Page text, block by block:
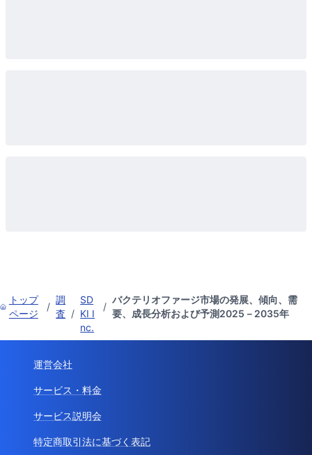
トップ
ページ
/
調
査 /
SD
KI I
nc.
/
バクテリオファージ市場の発展、傾向、需
要、成長分析および予測2025－2035年
運営会社
サービス・料金
サービス説明会
特定商取引法に基づく表記